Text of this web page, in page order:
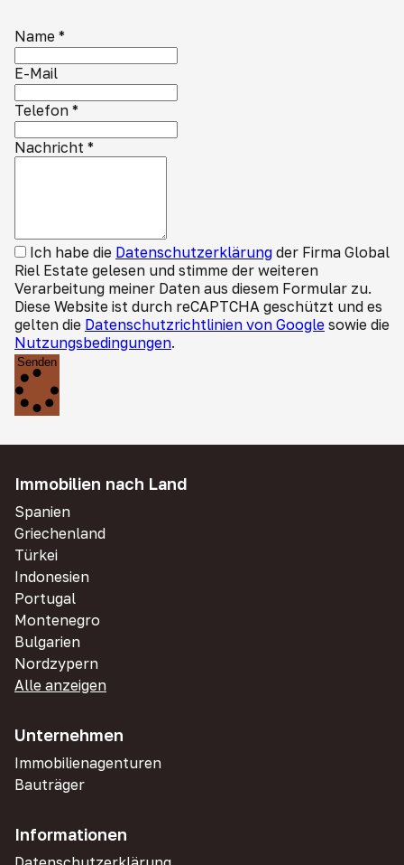
Name *
E-Mail
Telefon *
Nachricht *
Ich habe die Datenschutzerklärung der Firma Global
Riel Estate gelesen und stimme der weiteren
Verarbeitung meiner Daten aus diesem Formular zu.
Diese Website ist durch reCAPTCHA geschützt und es
gelten die Datenschutzrichtlinien von Google sowie die
Nutzungsbedingungen.
Senden
Immobilien nach Land
Spanien
Griechenland
Türkei
Indonesien
Portugal
Montenegro
Bulgarien
Nordzypern
Alle anzeigen
Unternehmen
Immobilienagenturen
Bauträger
Informationen